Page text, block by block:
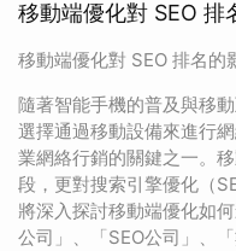
移動端優化對 SEO 排
移動端優化對 SEO 排名的
隨著智能手機的普及與移
選擇通過移動設備來進行
業網絡行銷的關鍵之一。
段，更對搜索引擎優化（
將深入探討移動端優化如
公司」、「SEO公司」、